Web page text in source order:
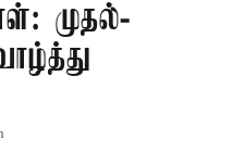
முதல்-